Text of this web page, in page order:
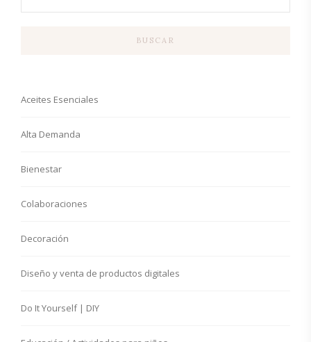
BUSCAR
Aceites Esenciales
Alta Demanda
Bienestar
Colaboraciones
Decoración
Diseño y venta de productos digitales
Do It Yourself | DIY